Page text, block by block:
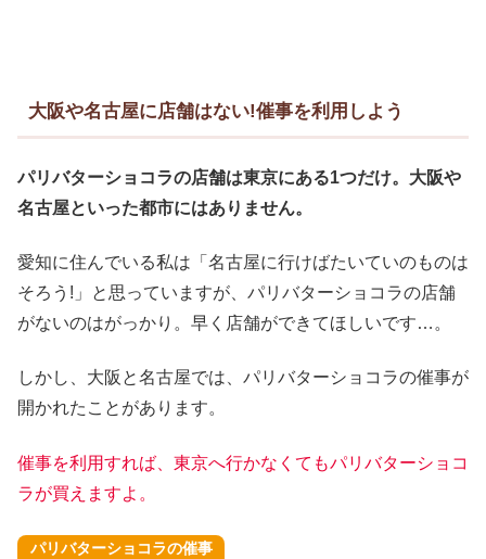
大阪や名古屋に店舗はない!催事を利用しよう
パリバターショコラの店舗は東京にある1つだけ。大阪や
名古屋といった都市にはありません。
愛知に住んでいる私は「名古屋に行けばたいていのものは
そろう!」と思っていますが、パリバターショコラの店舗
がないのはがっかり。早く店舗ができてほしいです…。
しかし、大阪と名古屋では、パリバターショコラの催事が
開かれたことがあります。
催事を利用すれば、東京へ行かなくてもパリバターショコ
ラが買えますよ。
パリバターショコラの催事